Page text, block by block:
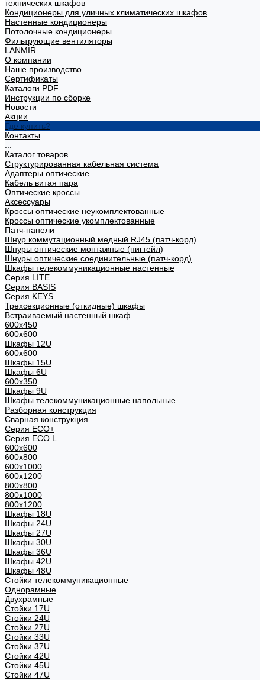
технических шкафов
Кондиционеры для уличных климатических шкафов
Настенные кондиционеры
Потолочные кондиционеры
Фильтрующие вентиляторы
LANMIR
О компании
Наше производство
Сертификаты
Каталоги PDF
Инструкции по сборке
Новости
Акции
Где купить?
Контакты
Каталог товаров
Структурированная кабельная система
Адаптеры оптические
Кабель витая пара
Оптические кроссы
Аксессуары
Кроссы оптические неукомплектованные
Кроссы оптические укомплектованные
Патч-панели
Шнур коммутационный медный RJ45 (патч-корд)
Шнуры оптические монтажные (пигтейл)
Шнуры оптические соединительные (патч-корд)
Шкафы телекоммуникационные настенные
Cерия LITE
Cерия BASIS
Cерия KEYS
Трехсекционные (откидные) шкафы
Встраиваемый настенный шкаф
600x450
600x600
Шкафы 12U
600x600
Шкафы 15U
Шкафы 6U
600x350
Шкафы 9U
Шкафы телекоммуникационные напольные
Разборная конструкция
Сварная конструкция
Серия ECO+
Серия ECO L
600x600
600x800
600х1000
600х1200
800x800
800х1000
800х1200
Шкафы 18U
Шкафы 24U
Шкафы 27U
Шкафы 30U
Шкафы 36U
Шкафы 42U
Шкафы 48U
Стойки телекоммуникационные
Однорамные
Двухрамные
Стойки 17U
Стойки 24U
Стойки 27U
Стойки 33U
Стойки 37U
Стойки 42U
Стойки 45U
Стойки 47U